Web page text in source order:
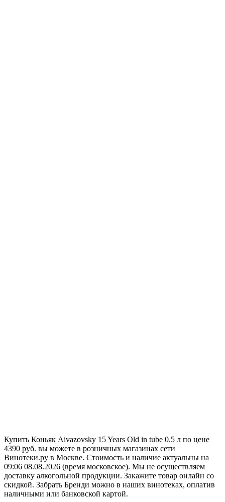
Купить Коньяк Aivazovsky 15 Years Old in tube 0.5 л по цене
4390 руб. вы можете в розничных магазинах сети
Винотеки.ру в Москве. Стоимость и наличие актуальны на
09:06 08.08.2026 (время московское). Мы не осуществляем
доставку алкогольной продукции. Закажите товар онлайн со
скидкой. Забрать Бренди можно в наших винотеках, оплатив
наличными или банковской картой.